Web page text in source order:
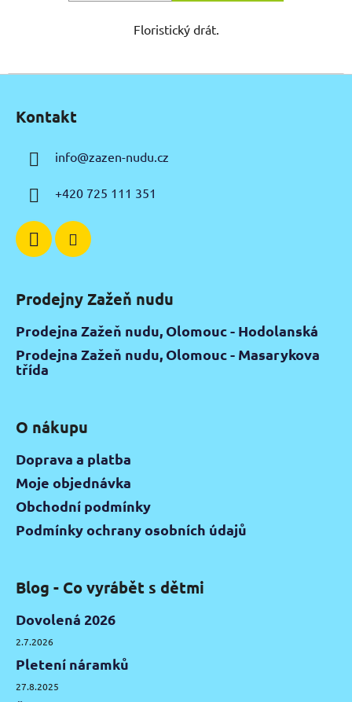
Floristický drát.
Kontakt
info@zazen-nudu.cz
+420 725 111 351
Prodejny Zažeň nudu
Prodejna Zažeň nudu, Olomouc - Hodolanská
Prodejna Zažeň nudu, Olomouc - Masarykova
třída
O nákupu
Doprava a platba
Moje objednávka
Obchodní podmínky
Podmínky ochrany osobních údajů
Blog - Co vyrábět s dětmi
Dovolená 2026
2.7.2026
Pletení náramků
27.8.2025